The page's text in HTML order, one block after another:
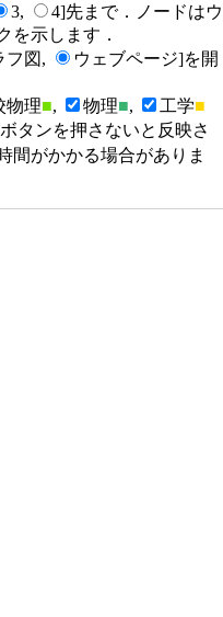
3,
4]先まで．ノードはウ
を示します．
フ図,
ウェブページ]を開
物理■, 物理■, 工学■
タンを押さないと反映さ
間がかかる場合がありま